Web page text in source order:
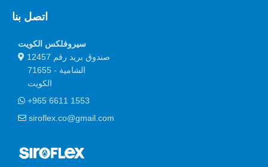
اتصل بنا
سيروفلكس الكويت
صندوق بريد رقم 12457
الشامية - 71655
الكويت
+965 6611 1553
siroflex.co@gmail.com